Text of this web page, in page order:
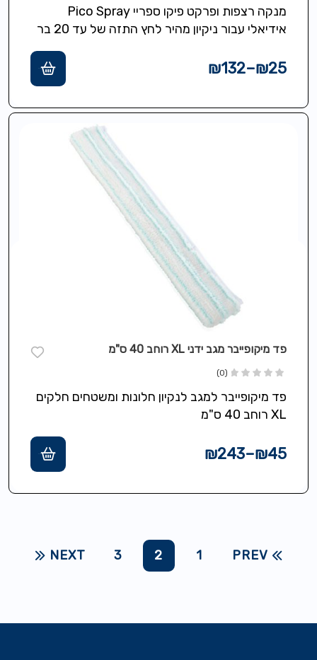
מנקה רצפות ופרקט פיקו ספריי Pico Spray
אידיאלי עבור ניקיון מהיר לחץ התזה של עד 20 בר
₪25
–
₪132
פד מיקופייבר מגב ידני XL רוחב 40 ס"מ
(0)
פד מיקופייבר למגב לנקיון חלונות ומשטחים חלקים
XL רוחב 40 ס"מ
₪45
–
₪243
PREV
1
2
3
NEXT